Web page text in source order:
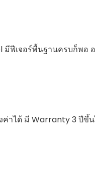
มีฟีเจอร์พื้นฐานครบก็พอ
ได้ มี Warranty 3 ปีขึ้น